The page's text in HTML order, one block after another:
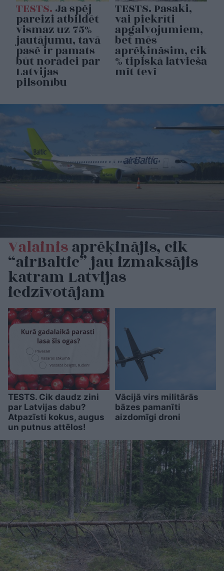
TESTS. Ja spēj
pareizi atbildēt
vismaz uz 75%
jautājumu, tavā
pasē ir pamats
būt norādei par
Latvijas
pilsonību
TESTS. Pasaki,
vai piekrīti
apgalvojumiem,
bet mēs
aprēķināsim, cik
% tipiskā latvieša
mīt tevī
Valainisaprēķinājis, cik
“airBaltic” jau izmaksājis
katram Latvijas
iedzīvotājam
TESTS. Cik daudz zini
par Latvijas dabu?
Atpazīsti kokus, augus
un putnus attēlos!
Vācijā virs militārās
bāzes pamanīti
aizdomīgi droni